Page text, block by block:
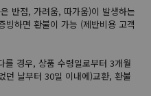
반점, 가려움, 따가움)이 발생하는
하면 환불이 가능 (제반비용 고객
를 경우, 상품 수령일로부터 3개월
던 날부터 30일 이내에)교환, 환불